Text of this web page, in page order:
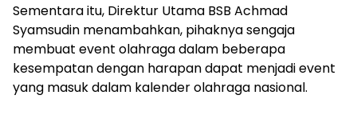
Sementara itu, Direktur Utama BSB Achmad
Syamsudin menambahkan, pihaknya sengaja
membuat event olahraga dalam beberapa
kesempatan dengan harapan dapat menjadi event
yang masuk dalam kalender olahraga nasional.